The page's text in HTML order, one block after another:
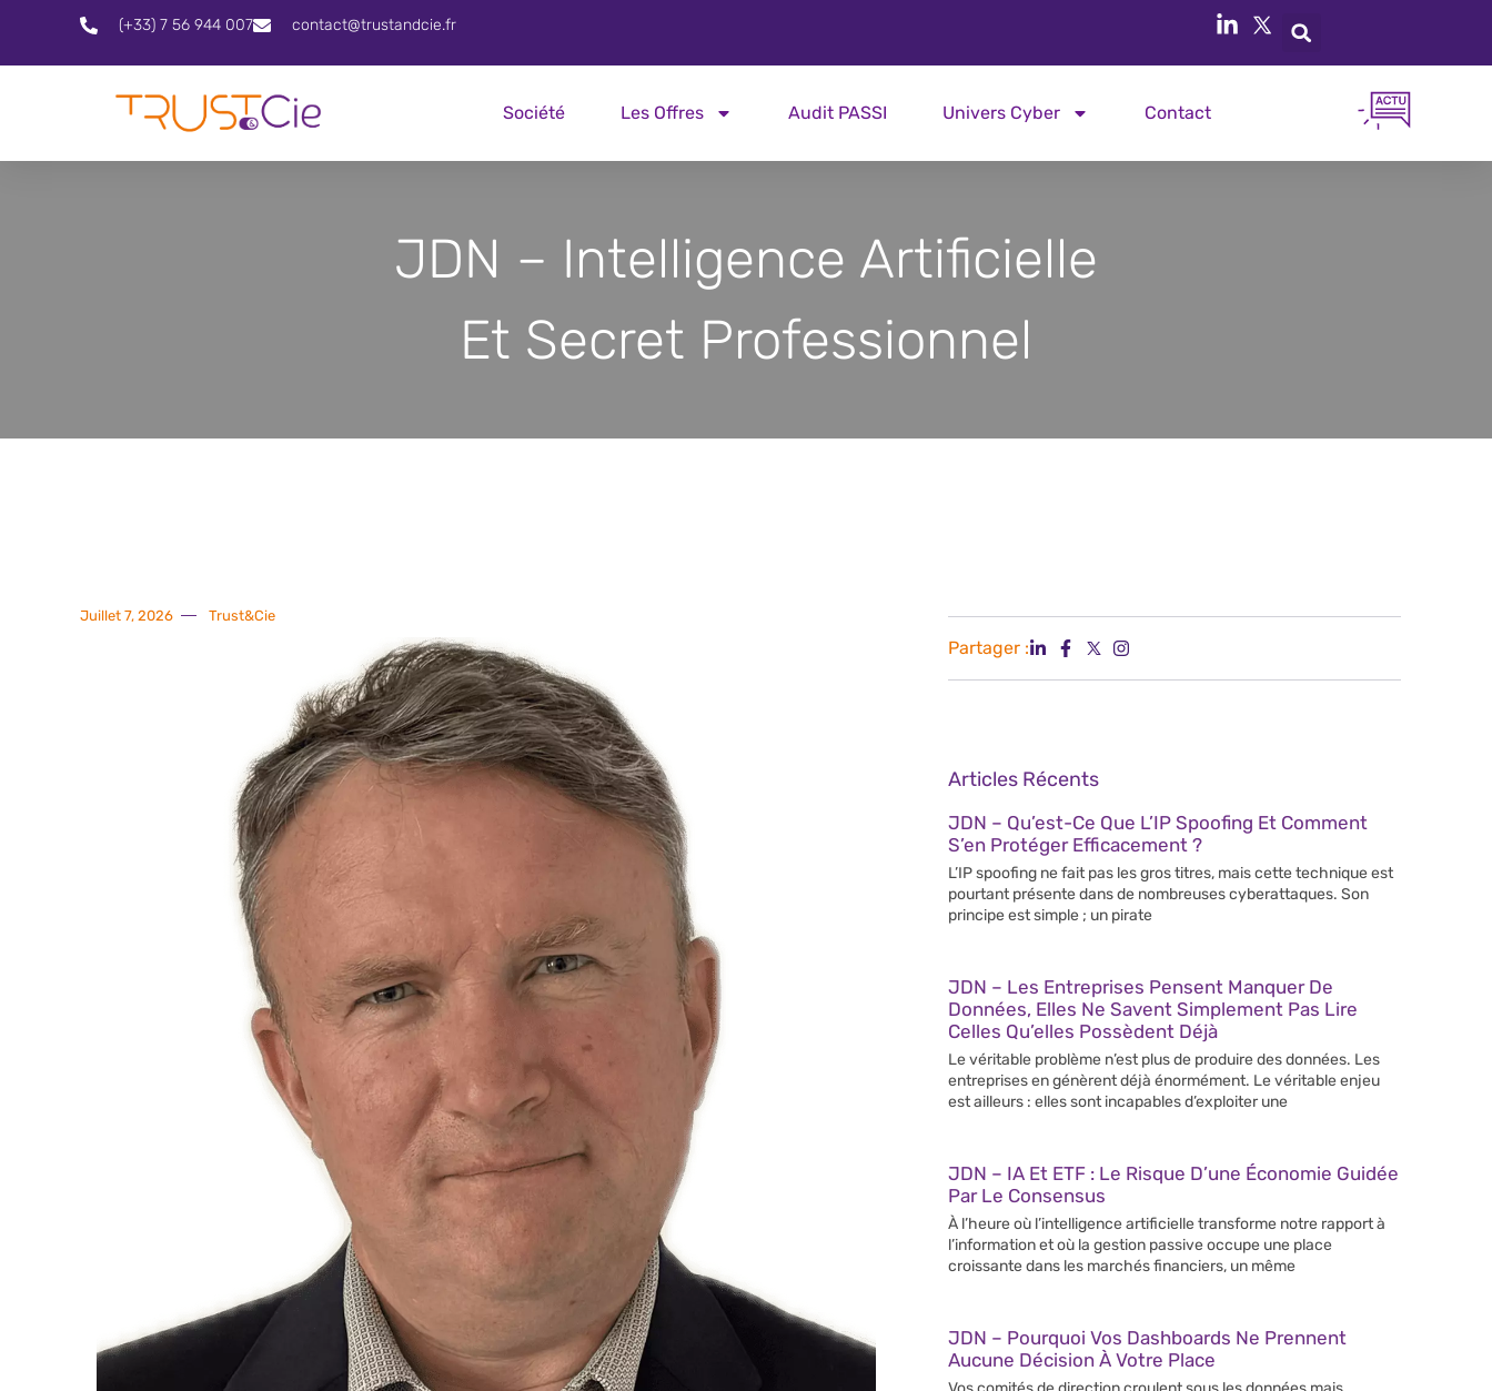
(+33) 7 56 944 007 contact@trustandcie.fr
Société Les Offres Audit PASSI Univers Cyber Contact
JDN – Intelligence Artificielle
Et Secret Professionnel
Juillet 7, 2026 Trust&Cie
Partager :
Articles Récents
JDN – Qu’est-Ce Que L’IP Spoofing Et Comment
S’en Protéger Efficacement ?
L’IP spoofing ne fait pas les gros titres, mais cette technique est
pourtant présente dans de nombreuses cyberattaques. Son
principe est simple ; un pirate
JDN – Les Entreprises Pensent Manquer De
Données, Elles Ne Savent Simplement Pas Lire
Celles Qu’elles Possèdent Déjà
Le véritable problème n’est plus de produire des données. Les
entreprises en génèrent déjà énormément. Le véritable enjeu
est ailleurs : elles sont incapables d’exploiter une
JDN – IA Et ETF : Le Risque D’une Économie Guidée
Par Le Consensus
À l’heure où l’intelligence artificielle transforme notre rapport à
l’information et où la gestion passive occupe une place
croissante dans les marchés financiers, un même
JDN – Pourquoi Vos Dashboards Ne Prennent
Aucune Décision À Votre Place